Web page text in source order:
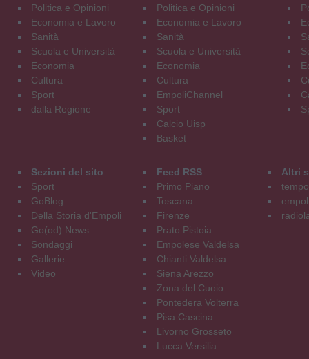
Politica e Opinioni
Economia e Lavoro
Sanità
Scuola e Università
Economia
Cultura
Sport
dalla Regione
Politica e Opinioni
Economia e Lavoro
Sanità
Scuola e Università
Economia
Cultura
EmpoliChannel
Sport
Calcio Uisp
Basket
Sezioni del sito
Sport
GoBlog
Della Storia d'Empoli
Go(od) News
Sondaggi
Gallerie
Video
Feed RSS
Primo Piano
Toscana
Firenze
Prato Pistoia
Empolese Valdelsa
Chianti Valdelsa
Siena Arezzo
Zona del Cuoio
Pontedera Volterra
Pisa Cascina
Livorno Grosseto
Lucca Versilia
Altri